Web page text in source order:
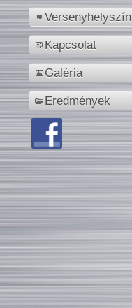
Versenyhelyszín
Kapcsolat
Galéria
Eredmények